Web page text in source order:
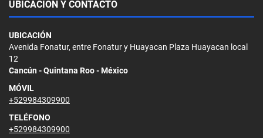
UBICACIÓN Y CONTACTO
UBICACIÓN
Avenida Fonatur, entre Fonatur y Huayacan Plaza Huayacan local
12
Cancún - Quintana Roo - México
MÓVIL
+529984309900
TELÉFONO
+529984309900